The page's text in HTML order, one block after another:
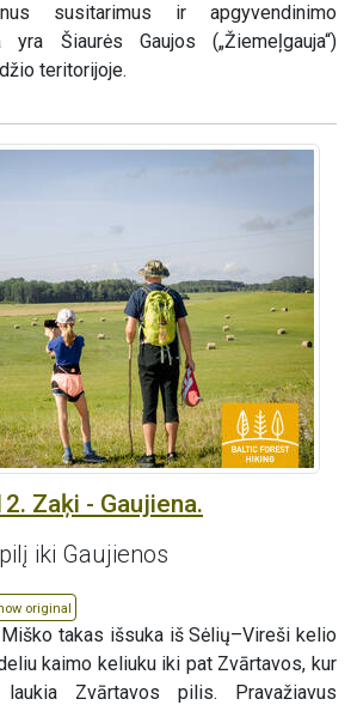
susitarimus ir apgyvendinimo
yra Šiaurės Gaujos („Žiemeļgauja“)
teritorijoje.
Zaķi - Gaujiena.
iki Gaujienos
original
takas išsuka iš Sėlių–Vireši kelio
kaimo keliuku iki pat Zvārtavos, kur
Zvārtavos pilis. Pravažiavus